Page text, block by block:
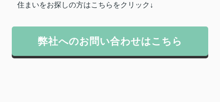
住まいをお探しの方はこちらをクリック↓
弊社へのお問い合わせはこちら